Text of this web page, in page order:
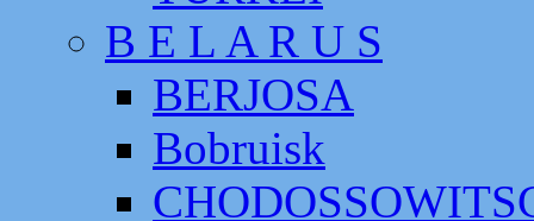
B E L A R U S
BERJOSA
Bobruisk